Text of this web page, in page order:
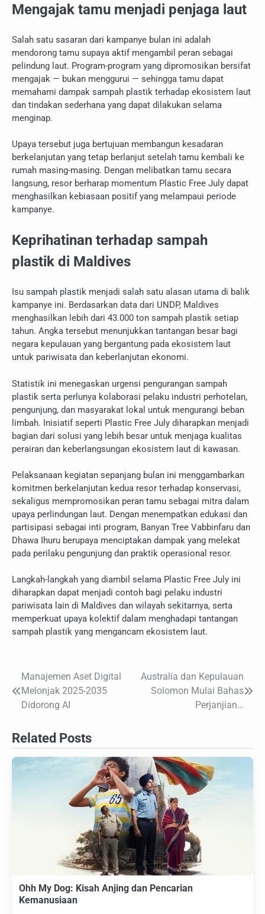
Mengajak tamu menjadi penjaga laut
Salah satu sasaran dari kampanye bulan ini adalah
mendorong tamu supaya aktif mengambil peran sebagai
pelindung laut. Program-program yang dipromosikan bersifat
mengajak — bukan menggurui — sehingga tamu dapat
memahami dampak sampah plastik terhadap ekosistem laut
dan tindakan sederhana yang dapat dilakukan selama
menginap.
Upaya tersebut juga bertujuan membangun kesadaran
berkelanjutan yang tetap berlanjut setelah tamu kembali ke
rumah masing-masing. Dengan melibatkan tamu secara
langsung, resor berharap momentum Plastic Free July dapat
menghasilkan kebiasaan positif yang melampaui periode
kampanye.
Keprihatinan terhadap sampah
plastik di Maldives
Isu sampah plastik menjadi salah satu alasan utama di balik
kampanye ini. Berdasarkan data dari UNDP, Maldives
menghasilkan lebih dari 43.000 ton sampah plastik setiap
tahun. Angka tersebut menunjukkan tantangan besar bagi
negara kepulauan yang bergantung pada ekosistem laut
untuk pariwisata dan keberlanjutan ekonomi.
Statistik ini menegaskan urgensi pengurangan sampah
plastik serta perlunya kolaborasi pelaku industri perhotelan,
pengunjung, dan masyarakat lokal untuk mengurangi beban
limbah. Inisiatif seperti Plastic Free July diharapkan menjadi
bagian dari solusi yang lebih besar untuk menjaga kualitas
perairan dan keberlangsungan ekosistem laut di kawasan.
Pelaksanaan kegiatan sepanjang bulan ini menggambarkan
komitmen berkelanjutan kedua resor terhadap konservasi,
sekaligus mempromosikan peran tamu sebagai mitra dalam
upaya perlindungan laut. Dengan menempatkan edukasi dan
partisipasi sebagai inti program, Banyan Tree Vabbinfaru dan
Dhawa Ihuru berupaya menciptakan dampak yang melekat
pada perilaku pengunjung dan praktik operasional resor.
Langkah-langkah yang diambil selama Plastic Free July ini
diharapkan dapat menjadi contoh bagi pelaku industri
pariwisata lain di Maldives dan wilayah sekitarnya, serta
memperkuat upaya kolektif dalam menghadapi tantangan
sampah plastik yang mengancam ekosistem laut.
Navigasi
pos
Manajemen Aset Digital
Melonjak 2025-2035
Didorong AI
Australia dan Kepulauan
Solomon Mulai Bahas
Perjanjian…
Related Posts
Ohh My Dog: Kisah Anjing dan Pencarian
Kemanusiaan